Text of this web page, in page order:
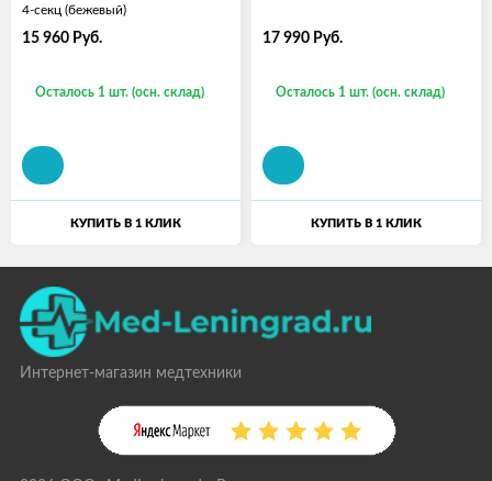
4-секц (бежевый)
15 960 Руб.
Осталось 1 шт. (осн. склад)
КУПИТЬ В 1 КЛИК
17 990 Руб.
Осталось 1 шт. (осн. склад)
КУПИТЬ В 1 КЛИК
Интернет-магазин медтехники